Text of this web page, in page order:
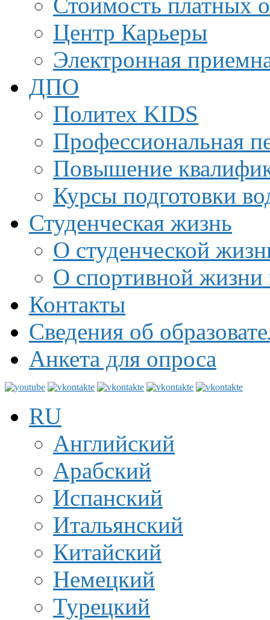
Центр Карьеры
Электронная
ДПО
Политех KIDS
Профессиональная
Повышение
Курсы подготовки
Студенческая жизнь
О студенческой
О спортивной жизни
Контакты
Сведения об
Анкета для опроса
RU
Английский
Арабский
Испанский
Итальянский
Китайский
Немецкий
Турецкий